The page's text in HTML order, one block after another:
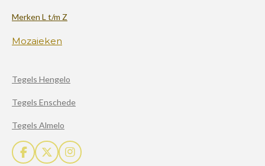
Merken L t/m Z
Mozaieken
Tegels Hengelo
Tegels Enschede
Tegels Almelo
F
X
I